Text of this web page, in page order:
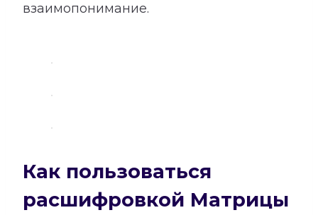
взаимопонимание.
Как пользоваться
расшифровкой Матрицы